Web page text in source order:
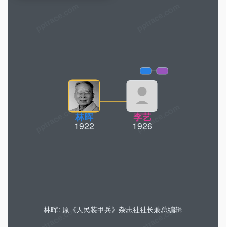
林晖
1922
李艺
1926
林晖: 原《人民装甲兵》杂志社社长兼总编辑